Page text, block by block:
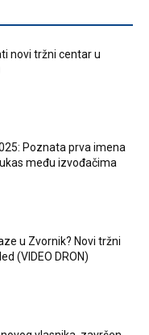
novi tržni centar u
Poznata prva imena
među izvođačima
u Zvornik? Novi tržni
(VIDEO DRON)